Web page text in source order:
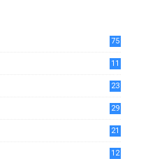
75
11
23
29
21
12